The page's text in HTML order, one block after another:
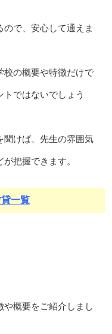
で、安心して通えま
校の概要や特徴だけで
ではないでしょう
聞けば、先生の雰囲気
把握できます。
一覧
や概要をご紹介しまし